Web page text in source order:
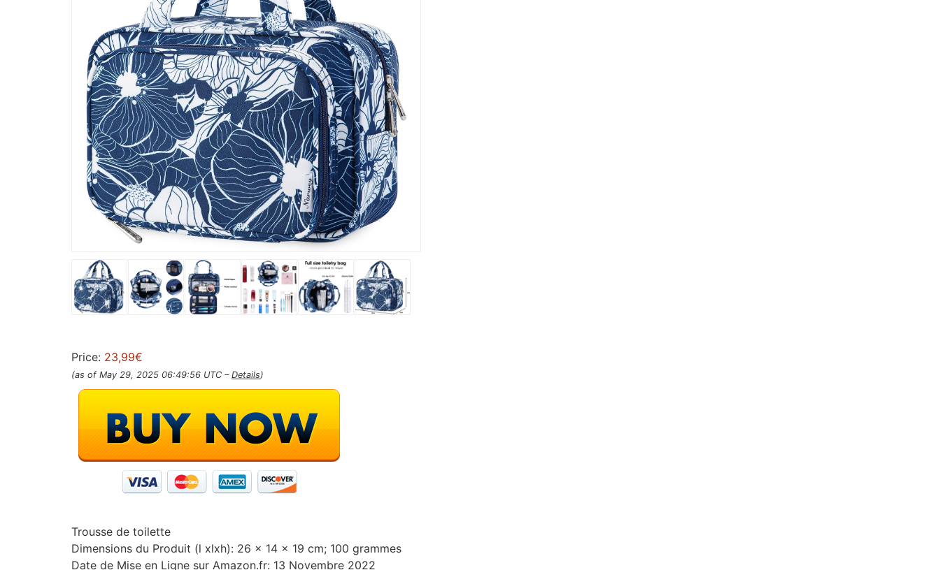
Price: 23,99€
(as of May 29, 2025 06:49:56 UTC – Details)
Trousse de toilette
Dimensions du Produit (l xlxh): 26 x 14 x 19 cm; 100 grammes
Date de Mise en Ligne sur Amazon.fr: 13 Novembre 2022